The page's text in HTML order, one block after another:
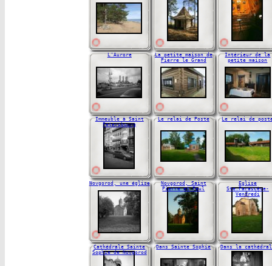
L'Aurore
La petite maison de
Pierre le Grand
Intérieur de la
petite maison
Immeuble à Saint
Petersbourg
Le relai de Poste Le relai de
Novgorod, une église
Novgorod, Saint
Pierre et Paul
Eglise
Ste.Parascève-
Vendredi
Cathédrale Sainte
Sophie de Novgorod
Dans Sainte Sophie Dans la